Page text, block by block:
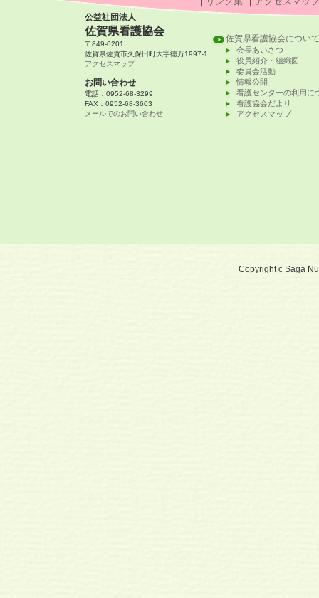
公益社団法人
佐賀県看護協会
〒849-0201
佐賀県佐賀市久保田町大字徳万1997-1
アクセスマップ
お問い合わせ
電話：0952-68-3299
FAX：0952-68-3603
メールでのお問い合わせ
佐賀県看護協会について
会長あいさつ
役員紹介・組織図
委員会活動
情報公開
看護センターの利用に
看護協会だより
アクセスマップ
Copyright c Saga